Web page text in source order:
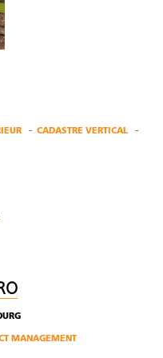
CADASTRE VERTICAL
MANAGEMENT